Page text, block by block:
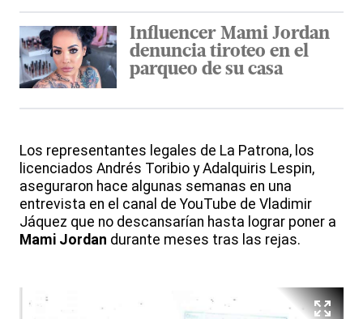
Influencer Mami Jordan
denuncia tiroteo en el
parqueo de su casa
Los representantes legales de La Patrona, los
licenciados Andrés Toribio y Adalquiris Lespin,
aseguraron hace algunas semanas en una
entrevista en el canal de YouTube de Vladimir
Jáquez que no descansarían hasta lograr poner a
Mami Jordan durante meses tras las rejas.